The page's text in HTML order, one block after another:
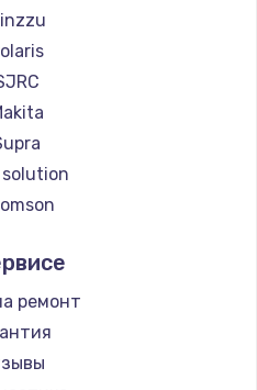
BBK
Scarlett
Kyvol
Eigen
Honor
Qyron
Doffler
Bosch
Elitech
STIHL
Kirby
solution
ремонт